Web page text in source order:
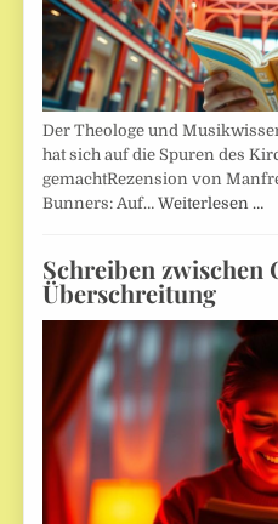
Der Theologe und
hat sich auf die Spuren des
gemachtRezension von
Bunners: Auf…Weiterlesen …
Schreiben zwischen
Überschreitung